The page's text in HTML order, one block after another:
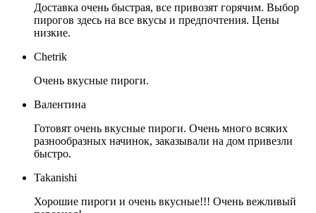
Доставка очень быстрая, все привозят горячим. Выбор
пирогов здесь на все вкусы и предпочтения. Цены
низкие.
Chetrik
Очень вкусные пироги.
Валентина
Готовят очень вкусные пироги. Очень много всяких
разнообразных начинок, заказывали на дом привезли
быстро.
Takanishi
Хорошие пироги и очень вкусные!!! Очень вежливый